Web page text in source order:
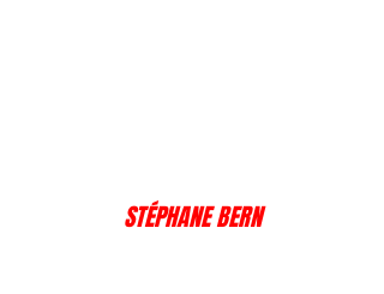
STÉPHANE BERN